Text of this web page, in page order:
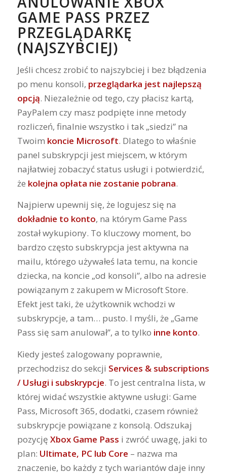
GAME PASS PRZEZ
PRZEGLĄDARKĘ
(NAJSZYBCIEJ)
Jeśli chcesz zrobić to najszybciej i bez błądzenia
po menu konsoli, przeglądarka jest najlepszą
opcją. Niezależnie od tego, czy płacisz kartą,
PayPalem czy masz podpięte inne metody
rozliczeń, finalnie wszystko i tak „siedzi” na
Twoim koncie Microsoft. Dlatego to właśnie
panel subskrypcji jest miejscem, w którym
najłatwiej zobaczyć status usługi i potwierdzić,
że kolejna opłata nie zostanie pobrana.
Najpierw upewnij się, że logujesz się na
dokładnie to konto, na którym Game Pass
został wykupiony. To kluczowy moment, bo
bardzo często subskrypcja jest aktywna na
mailu, którego używałeś lata temu, na koncie
dziecka, na koncie „od konsoli”, albo na adresie
powiązanym z zakupem w Microsoft Store.
Efekt jest taki, że użytkownik wchodzi w
subskrypcje, a tam… pusto. I myśli, że „Game
Pass się sam anulował”, a to tylko inne konto.
Kiedy jesteś zalogowany poprawnie,
przechodzisz do sekcji Services & subscriptions
/ Usługi i subskrypcje. To jest centralna lista, w
której widać wszystkie aktywne usługi: Game
Pass, Microsoft 365, dodatki, czasem również
subskrypcje powiązane z konsolą. Odszukaj
pozycję Xbox Game Pass i zwróć uwagę, jaki to
plan: Ultimate, PC lub Core – nazwa ma
znaczenie, bo każdy z tych wariantów daje inny